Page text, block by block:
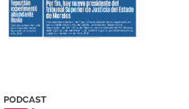
PODCAST